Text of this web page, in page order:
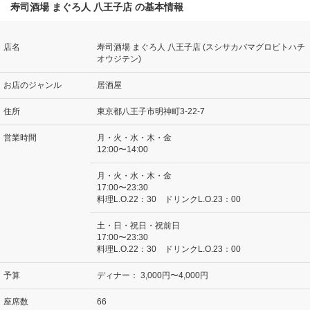
寿司酒場 まぐろ人 八王子店 の基本情報
店名
寿司酒場 まぐろ人 八王子店 (スシサカバマグロビトハチ
オウジテン)
お店のジャンル 居酒屋
住所 東京都八王子市明神町3-22-7
営業時間
月・火・水・木・金
12:00〜14:00
月・火・水・木・金
17:00〜23:30
料理L.O.22：30 ドリンクL.O.23：00
土・日・祝日・祝前日
17:00〜23:30
料理L.O.22：30 ドリンクL.O.23：00
予算 ディナー： 3,000円〜4,000円
座席数 66